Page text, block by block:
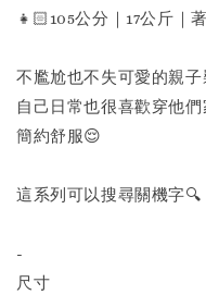
👧🏻105公分｜17公斤｜
不尷尬也不失可愛的親子
自己日常也很喜歡穿他們
簡約舒服😌
這系列可以搜尋關機字🔍
-
尺寸